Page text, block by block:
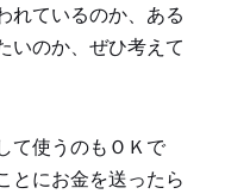
れているのか、ある
いのか、ぜひ考えて
て使うのもＯＫで
とにお金を送ったら